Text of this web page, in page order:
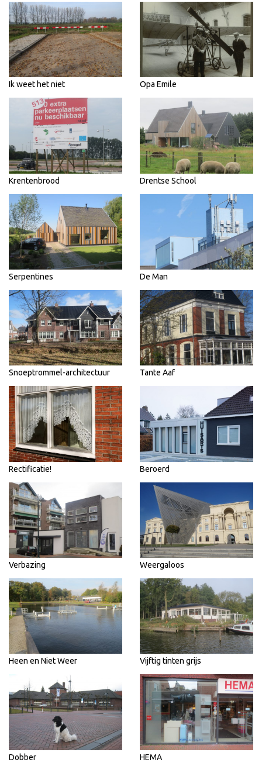
Ik weet het niet Opa Emile
Krentenbrood Drentse School
Serpentines De Man
Snoeptrommel-architectuur Tante Aaf
Rectificatie! Beroerd
Verbazing Weergaloos
Heen en Niet Weer Vijftig tinten grijs
Dobber HEMA